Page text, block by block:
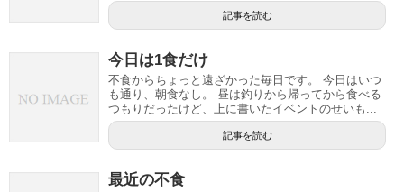
記事を読む
今日は1食だけ
不食からちょっと遠ざかった毎日です。 今日はいつ
も通り、朝食なし。 昼は釣りから帰ってから食べる
つもりだったけど、上に書いたイベントのせいも...
記事を読む
最近の不食